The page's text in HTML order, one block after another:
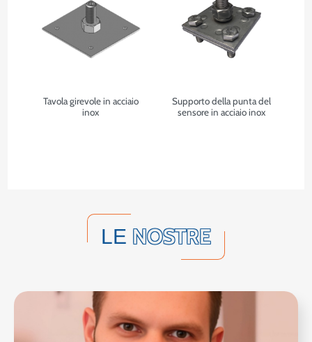
Tavola girevole in acciaio
inox
Supporto della punta del
sensore in acciaio inox
LE NOSTRE